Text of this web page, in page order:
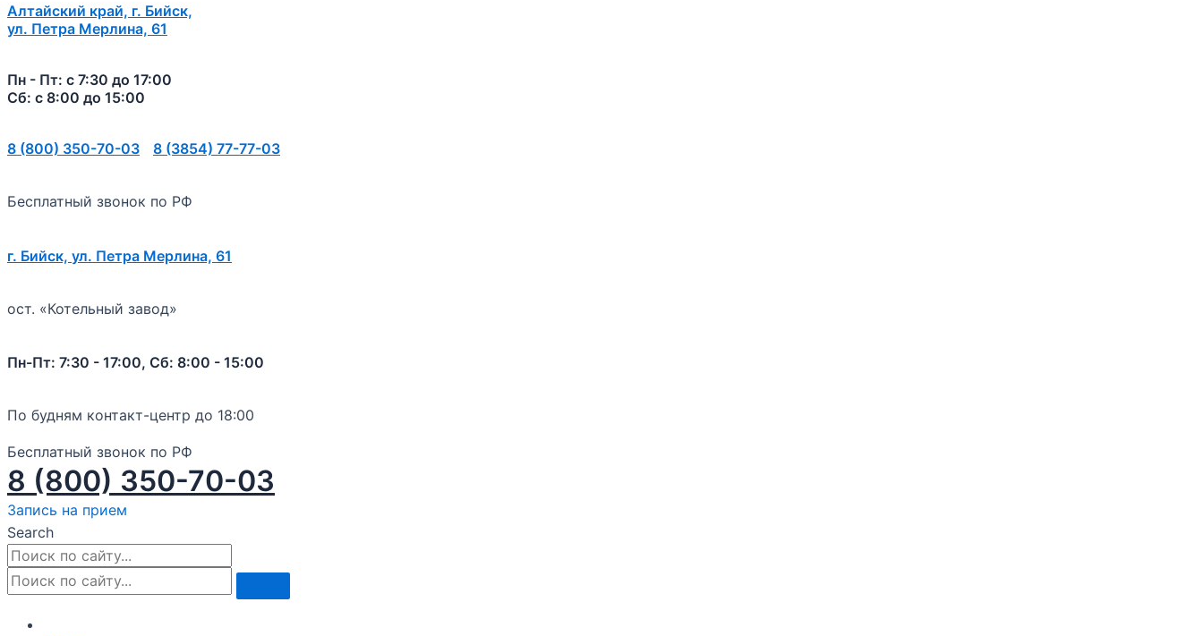
Алтайский край, г. Бийск,
ул. Петра Мерлина, 61
Пн - Пт: с 7:30 до 17:00
Сб: с 8:00 до 15:00
8 (800) 350-70-03 8 (3854) 77-77-03
Бесплатный звонок по РФ
г. Бийск, ул. Петра Мерлина, 61
ост. «Котельный завод»
Пн-Пт: 7:30 - 17:00, Сб: 8:00 - 15:00
По будням контакт-центр до 18:00
Бесплатный звонок по РФ
8 (800) 350-70-03
Запись на прием
Search